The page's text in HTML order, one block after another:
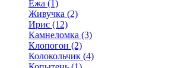
Ежа (1)
Живучка (2)
Ирис (12)
Камнеломка (3)
Клопогон (2)
Колокольчик (4)